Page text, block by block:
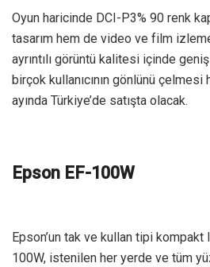
Oyun haricinde DCI-P3% 90 renk
tasarım hem de video ve film
ayrıntılı görüntü kalitesi içinde
birçok kullanıcının gönlünü
ayında Türkiye’de satışta olacak.
Epson EF-100W
Epson’un tak ve kullan tipi
100W, istenilen her yerde ve tüm